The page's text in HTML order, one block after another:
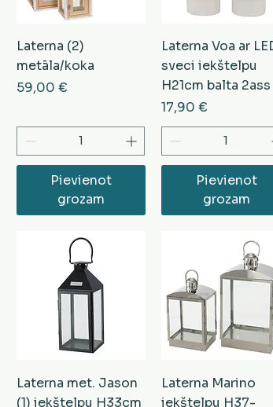
Laterna (2)
metāla/koka
Cena
59,00 €
Pievienot
grozam
Laterna Voa ar
sveci iekštelpu
H21cm balta 2ass
Cena
17,90 €
Pievienot
grozam
Laterna met. Jason
(1) iekštelpu H33cm
Laterna Marino
iekštelpu H37-